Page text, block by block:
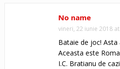
No name
vineri, 22 iunie 2018
Bataie de joc!
Aceasta este
I.C. Bratianu de